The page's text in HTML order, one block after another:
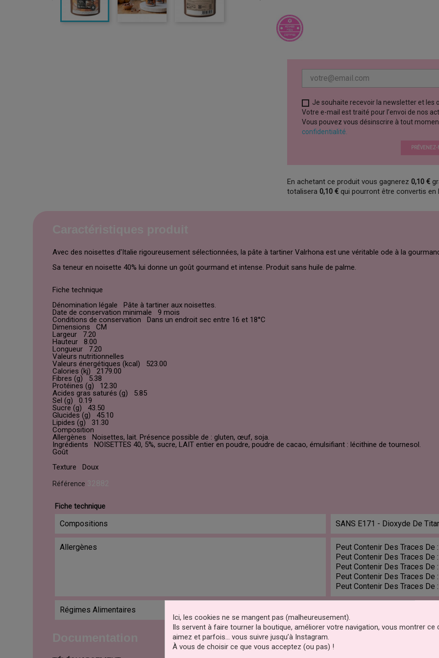
Je souhaite recevoir la newsletter et les
Votre e-mail est traité pour l’envoi de nos
Vous pouvez vous désinscrire à tout
confidentialité.
PRÉVENEZ-
En achetant ce produit vous gagnerez0,10 €
totalisera0,10 € qui pourront être convertis en
Avec des noisettes d'Italie rigoureusement sélectionnées, la pâte à tartiner Valrhona est une véritable ode à la
Sa teneur en noisette 40% lui donne un goût gourmand et intense. Produit sans huile de palme.
Fiche technique
Dénomination légale Pâte à tartiner aux noisettes.
Date de conservation minimale 9 mois
Conditions de conservation Dans un endroit sec entre 16 et 18°C
Dimensions CM
Largeur 7.20
Hauteur 8.00
Longueur 7.20
Valeurs nutritionnelles
Valeurs énergétiques (kcal) 523.00
Calories (kj) 2179.00
Fibres (g) 5.38
Protéines (g) 12.30
Acides gras saturés (g) 5.85
Sel (g) 0.19
Sucre (g) 43.50
Glucides (g) 45.10
Lipides (g) 31.30
Composition
Allergènes Noisettes, lait. Présence possible de : gluten, œuf, soja.
Ingrédients NOISETTES 40, 5%, sucre, LAIT entier en poudre, poudre de cacao, émulsifiant : lécithine de tournesol.
Goût
Texture Doux
Référence
Fiche technique
Compositions SANS E171 - Dioxyde De
Allergènes
Peut Contenir Des Traces De
Peut Contenir Des Traces De
Peut Contenir Des Traces De
Peut Contenir Des Traces De
Peut Contenir Des Traces De
Régimes Alimentaires
Ici, les cookies ne se mangent pas (malheureusement).
Ils servent à faire tourner la boutique, améliorer votre navigation, vous montrer ce
aimez et parfois… vous suivre jusqu’à Instagram.
À vous de choisir ce que vous acceptez (ou pas) !